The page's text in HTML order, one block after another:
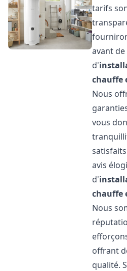
tarifs
avant
d'
chauffe
Nous
vous
avis
d'
chauffe
Nous
offrant
qualité.